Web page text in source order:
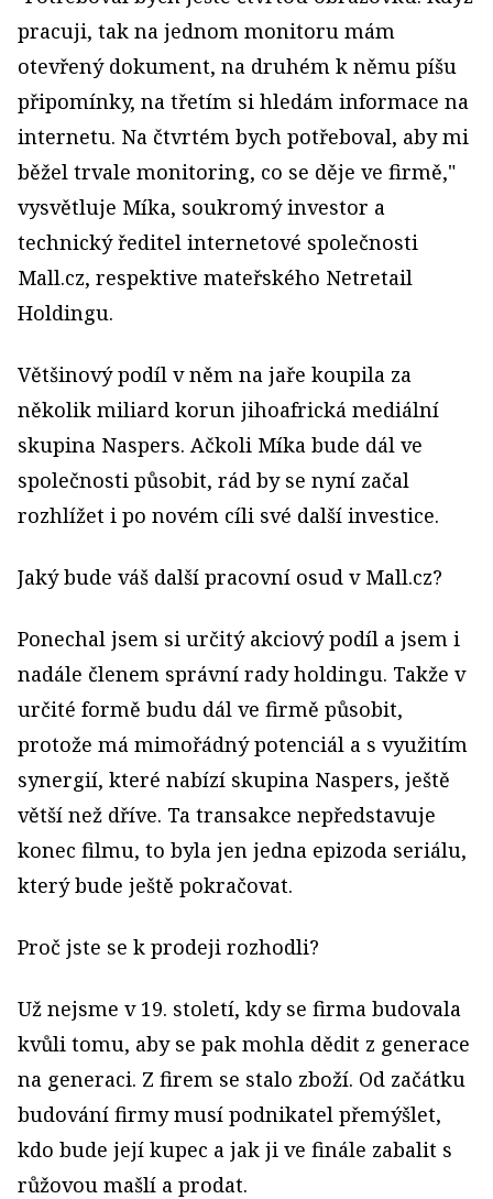
pracuji, tak na jednom monitoru mám
otevřený dokument, na druhém k němu píšu
připomínky, na třetím si hledám informace na
internetu. Na čtvrtém bych potřeboval, aby mi
běžel trvale monitoring, co se děje ve firmě,"
vysvětluje Míka, soukromý investor a
technický ředitel internetové společnosti
Mall.cz, respektive mateřského Netretail
Holdingu.
Většinový podíl v něm na jaře koupila za
několik miliard korun jihoafrická mediální
skupina Naspers. Ačkoli Míka bude dál ve
společnosti působit, rád by se nyní začal
rozhlížet i po novém cíli své další investice.
Jaký bude váš další pracovní osud v Mall.cz?
Ponechal jsem si určitý akciový podíl a jsem i
nadále členem správní rady holdingu. Takže v
určité formě budu dál ve firmě působit,
protože má mimořádný potenciál a s využitím
synergií, které nabízí skupina Naspers, ještě
větší než dříve. Ta transakce nepředstavuje
konec filmu, to byla jen jedna epizoda seriálu,
který bude ještě pokračovat.
Proč jste se k prodeji rozhodli?
Už nejsme v 19. století, kdy se firma budovala
kvůli tomu, aby se pak mohla dědit z generace
na generaci. Z firem se stalo zboží. Od začátku
budování firmy musí podnikatel přemýšlet,
kdo bude její kupec a jak ji ve finále zabalit s
růžovou mašlí a prodat.